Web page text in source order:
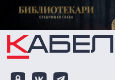
Перейти к основному